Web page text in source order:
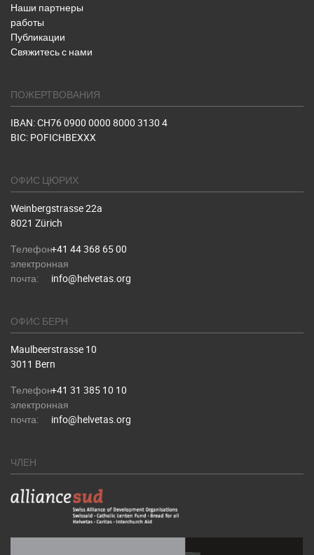
Наши партнеры
работы
Публикации
Свяжитесь с нами
ПОЖЕРТВОВАНИЯ
IBAN: CH76 0900 0000 8000 3130 4
BIC: POFICHBEXXX
ОФИС ЦЮРИХ
Weinbergstrasse 22a
8021 Zürich
Телефон:+41 44 368 65 00
электронная
почта:
info@helvetas.org
ОФИС БЕРН
Maulbeerstrasse 10
3011 Bern
Телефон:+41 31 385 10 10
электронная
почта:
info@helvetas.org
ЧЛЕН